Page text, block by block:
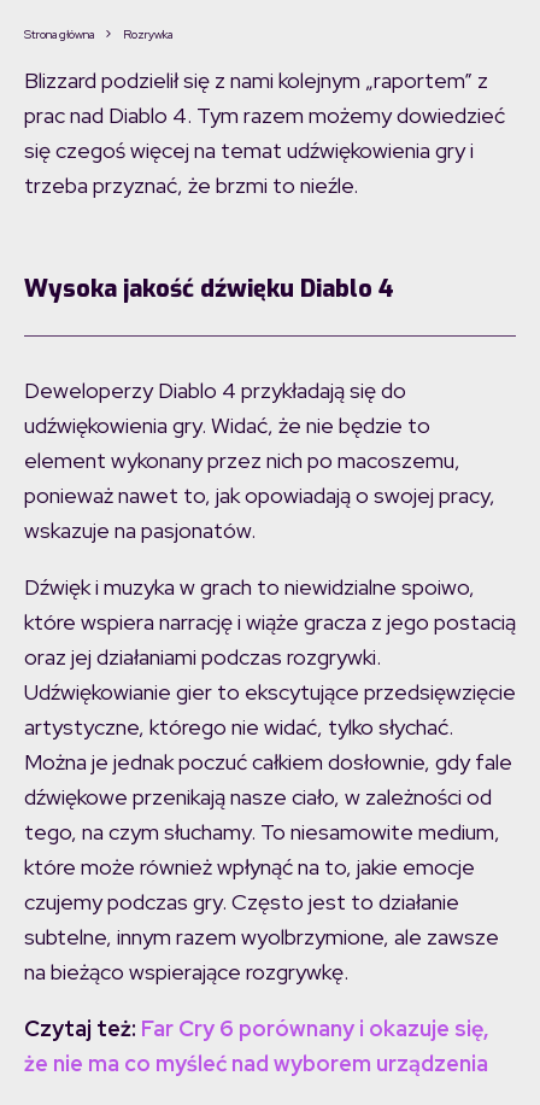
Strona główna Rozrywka
Blizzard podzielił się z nami kolejnym „raportem” z
prac nad Diablo 4. Tym razem możemy dowiedzieć
się czegoś więcej na temat udźwiękowienia gry i
trzeba przyznać, że brzmi to nieźle.
Wysoka jakość dźwięku Diablo 4
Deweloperzy Diablo 4 przykładają się do
udźwiękowienia gry. Widać, że nie będzie to
element wykonany przez nich po macoszemu,
ponieważ nawet to, jak opowiadają o swojej pracy,
wskazuje na pasjonatów.
Dźwięk i muzyka w grach to niewidzialne spoiwo,
które wspiera narrację i wiąże gracza z jego postacią
oraz jej działaniami podczas rozgrywki.
Udźwiękowianie gier to ekscytujące przedsięwzięcie
artystyczne, którego nie widać, tylko słychać.
Można je jednak poczuć całkiem dosłownie, gdy fale
dźwiękowe przenikają nasze ciało, w zależności od
tego, na czym słuchamy. To niesamowite medium,
które może również wpłynąć na to, jakie emocje
czujemy podczas gry. Często jest to działanie
subtelne, innym razem wyolbrzymione, ale zawsze
na bieżąco wspierające rozgrywkę.
Czytaj też: Far Cry 6 porównany i okazuje się,
że nie ma co myśleć nad wyborem urządzenia